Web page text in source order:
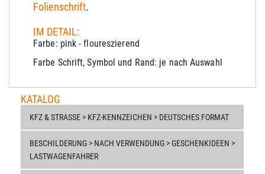
Folienschrift.
IM DETAIL:
Farbe: pink - floureszierend
Farbe Schrift, Symbol und Rand: je nach Auswahl
KATALOG
KFZ & STRASSE > KFZ-KENNZEICHEN > DEUTSCHES FORMAT
BESCHILDERUNG > NACH VERWENDUNG > GESCHENKIDEEN >
LASTWAGENFAHRER